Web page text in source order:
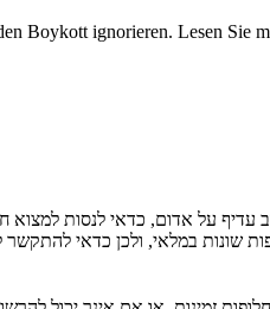
Boykott ignorieren. Lesen Sie
עדיף על אדום, כדאי לנסות
שונות במלאי, ולכן כדאי